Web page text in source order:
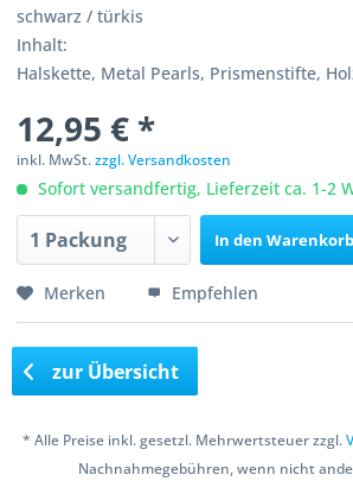
schwarz / türkis
Inhalt:
Halskette, Metal Pearls, Prismenstifte,
12,95 € *
inkl. MwSt.zzgl. Versandkosten
Sofort versandfertig, Lieferzeit ca. 1-2
In den Warenkorb
Merken Empfehlen
zur Übersicht
* Alle Preise inkl. gesetzl. Mehrwertsteuer zzgl.
Nachnahmegebühren, wenn nicht